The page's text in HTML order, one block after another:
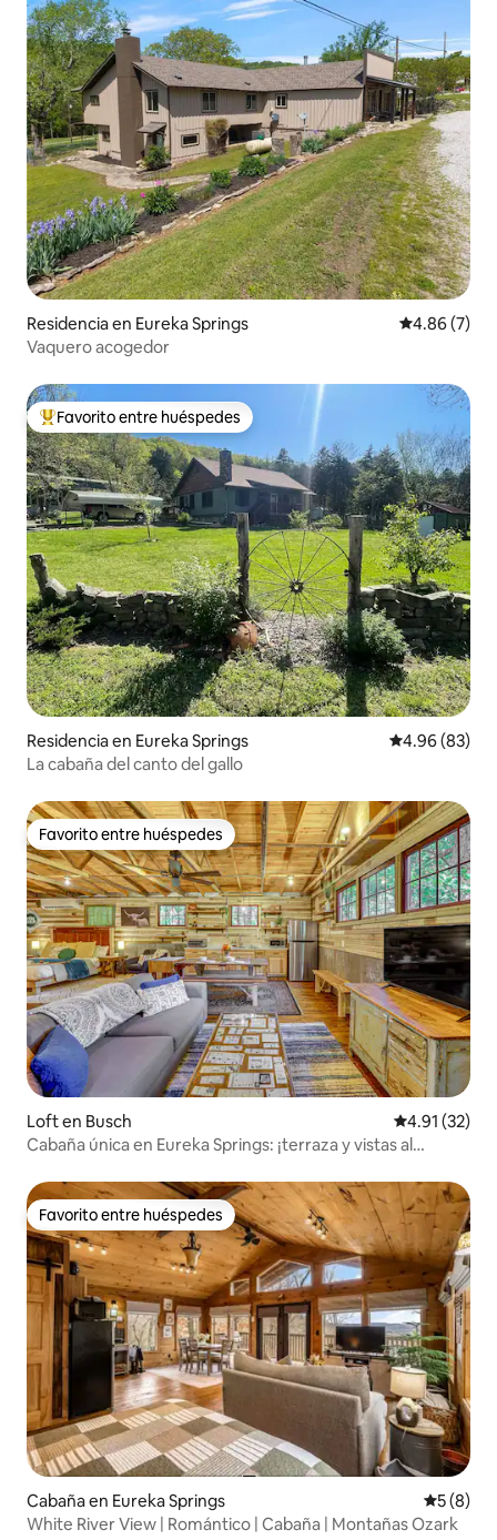
Residencia en Eureka Springs Calificación
4.86 (7)
Vaquero acogedor
De los mejores en Favorito entre huéspedes
Favorito entre huéspedes
Residencia en Eureka Springs Calificación
4.96 (83)
La cabaña del canto del gallo
Favorito entre huéspedes
Favorito entre huéspedes
Loft en Busch Calificación
4.91 (32)
Cabaña única en Eureka Springs: ¡terraza y vistas al
Favorito entre huéspedes
Favorito entre huéspedes
Cabaña en Eureka Springs
5 (8)
White River View | Romántico | Cabaña | Montañas Ozark